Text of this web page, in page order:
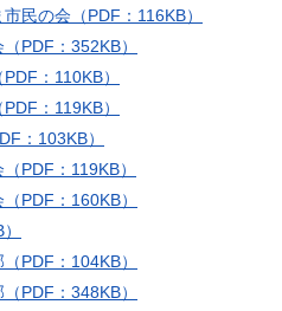
民の会（PDF：116KB）
PDF：352KB）
：110KB）
：119KB）
：103KB）
PDF：119KB）
PDF：160KB）
PDF：104KB）
PDF：348KB）